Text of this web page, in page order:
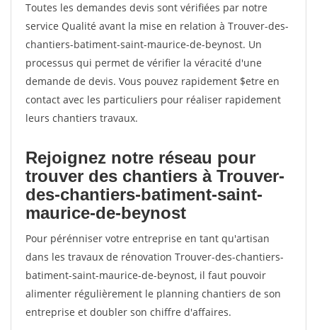
Toutes les demandes devis sont vérifiées par notre
service Qualité avant la mise en relation à Trouver-des-
chantiers-batiment-saint-maurice-de-beynost. Un
processus qui permet de vérifier la véracité d'une
demande de devis. Vous pouvez rapidement $etre en
contact avec les particuliers pour réaliser rapidement
leurs chantiers travaux.
Rejoignez notre réseau pour
trouver des chantiers à Trouver-
des-chantiers-batiment-saint-
maurice-de-beynost
Pour pérénniser votre entreprise en tant qu'artisan
dans les travaux de rénovation Trouver-des-chantiers-
batiment-saint-maurice-de-beynost, il faut pouvoir
alimenter régulièrement le planning chantiers de son
entreprise et doubler son chiffre d'affaires.